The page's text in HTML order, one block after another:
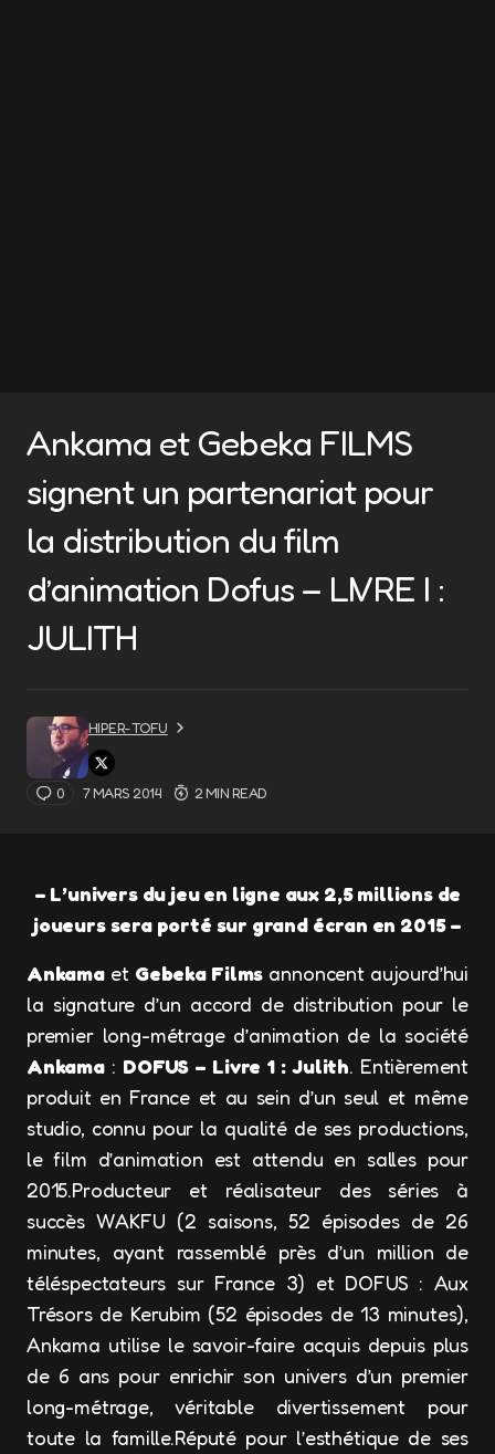
Ankama et Gebeka FILMS
signent un partenariat pour
la distribution du film
d’animation Dofus – LIVRE I :
JULITH
HIPER-TOFU
0 7 MARS 2014 2 MIN READ
– L’univers du jeu en ligne aux 2,5 millions de
joueurs sera porté sur grand écran en 2015 –
Ankamaet Gebeka Films annoncent aujourd’hui
la signature d’un accord de distribution pour le
premier long-métrage d’animation de la société
Ankama: DOFUS – Livre 1 : Julith. Entièrement
produit en France et au sein d’un seul et même
studio, connu pour la qualité de ses productions,
le film d’animation est attendu en salles pour
2015.Producteur et réalisateur des séries à
succès WAKFU (2 saisons, 52 épisodes de 26
minutes, ayant rassemblé près d’un million de
téléspectateurs sur France 3) et DOFUS : Aux
Trésors de Kerubim (52 épisodes de 13 minutes),
Ankama utilise le savoir-faire acquis depuis plus
de 6 ans pour enrichir son univers d’un premier
long-métrage, véritable divertissement pour
toute la famille.Réputé pour l’esthétique de ses